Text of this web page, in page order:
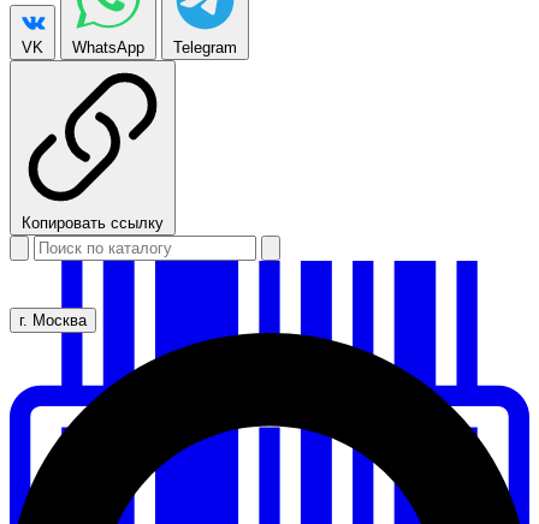
VK WhatsApp Telegram
Копировать ссылку